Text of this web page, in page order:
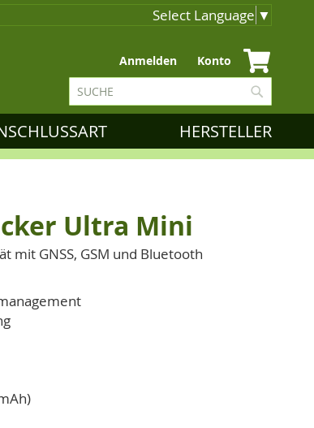
Select Language ▼
Zum
Inhalt
springen
Anmelden Konto
Suche
HERSTELLER
Ultra Mini
mit GNSS, GSM und Bluetooth